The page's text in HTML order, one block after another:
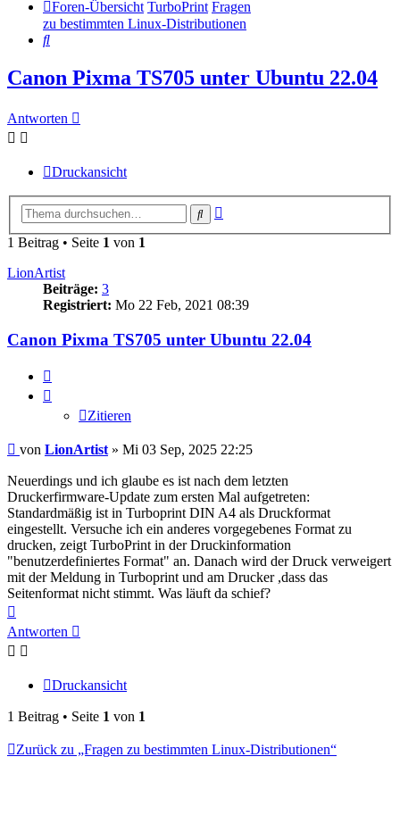
Foren-Übersicht TurboPrint Fragen
zu bestimmten Linux-Distributionen
Suche
Canon Pixma TS705 unter Ubuntu 22.04
Antworten
Druckansicht
Suche
1 Beitrag • Seite 1 von 1
LionArtist
Beiträge: 3
Registriert: Mo 22 Feb, 2021 08:39
Canon Pixma TS705 unter Ubuntu 22.04
Zitieren
Beitrag
von LionArtist » Mi 03 Sep, 2025 22:25
Neuerdings und ich glaube es ist nach dem letzten
Druckerfirmware-Update zum ersten Mal aufgetreten:
Standardmäßig ist in Turboprint DIN A4 als Druckformat
eingestellt. Versuche ich ein anderes vorgegebenes Format zu
drucken, zeigt TurboPrint in der Druckinformation
"benutzerdefiniertes Format" an. Danach wird der Druck verweigert
mit der Meldung in Turboprint und am Drucker ,dass das
Seitenformat nicht stimmt. Was läuft da schief?
oben
Antworten
Druckansicht
1 Beitrag • Seite 1 von 1
Zurück zu „Fragen zu bestimmten Linux-Distributionen“